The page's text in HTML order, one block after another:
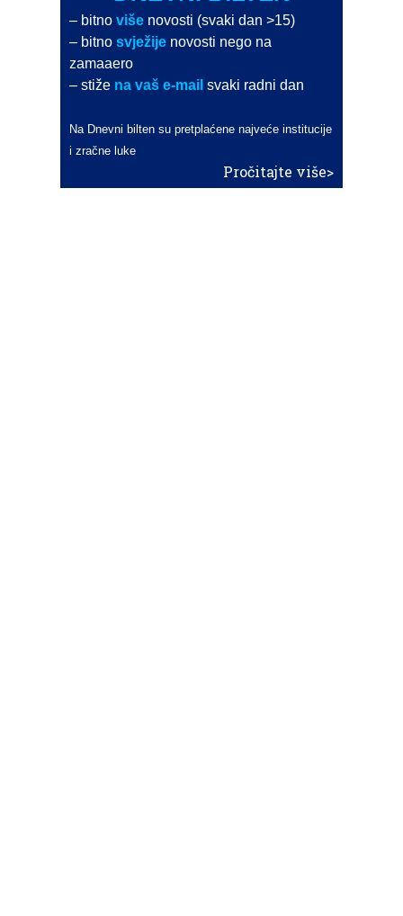
– bitnoviše novosti (svaki dan >15)
– bitnosvježije novosti nego na
zamaaero
– stiže na vaš e-mail svaki radni dan
Na Dnevni bilten su pretplaćene najveće institucije
i zračne luke
Pročitajte više>